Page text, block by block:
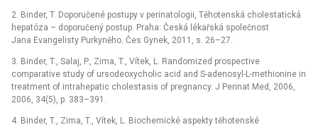
2. Binder, T. Doporučené postupy v perinatologii, Těhotenská cholestatická
hepatóza –⁠ doporučený postup. Praha: Česká lékařská společnost
Jana Evangelisty Purkyněho. Čes Gynek, 2011, s. 26–27.
3. Binder, T., Salaj, P., Zima, T., Vítek, L. Randomized prospective
comparative study of ursodeoxycholic acid and S-adenosyl-L-methionine in
treatment of intrahepatic cholestasis of pregnancy. J Perinat Med, 2006,
2006, 34(5), p. 383–391.
4. Binder, T., Zima, T., Vítek, L. Biochemické aspekty těhotenské